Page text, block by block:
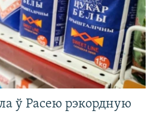
ў Расею рэкордную